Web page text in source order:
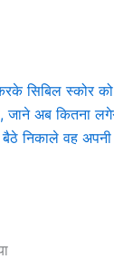
सिबिल स्कोर को
अब कितना
वह अपनी